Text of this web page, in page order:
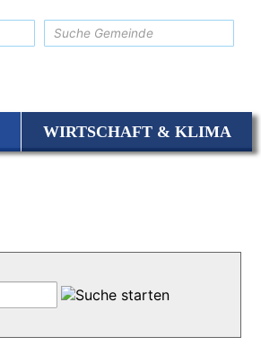
WIRTSCHAFT & KLIMA